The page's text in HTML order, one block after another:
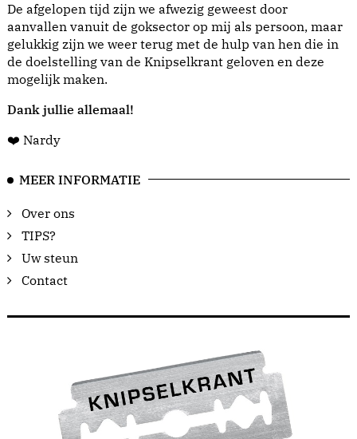
De afgelopen tijd zijn we afwezig geweest door
aanvallen vanuit de goksector op mij als persoon, maar
gelukkig zijn we weer terug met de hulp van hen die in
de doelstelling van de Knipselkrant geloven en deze
mogelijk maken.
Dank jullie allemaal!
❤️ Nardy
MEER INFORMATIE
Over ons
TIPS?
Uw steun
Contact